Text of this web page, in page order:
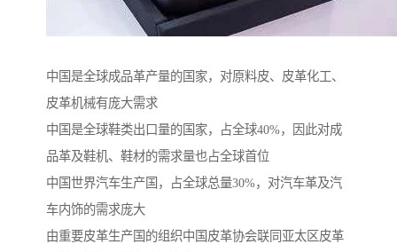
中国是全球成品革产量的国家，对原料皮、皮革化工、
皮革机械有庞大需求
中国是全球鞋类出口量的国家，占全球40%，因此对成
品革及鞋机、鞋材的需求量也占全球首位
中国世界汽车生产国，占全球总量30%，对汽车革及汽
车内饰的需求庞大
由重要皮革生产国的组织中国皮革协会联同亚太区皮革